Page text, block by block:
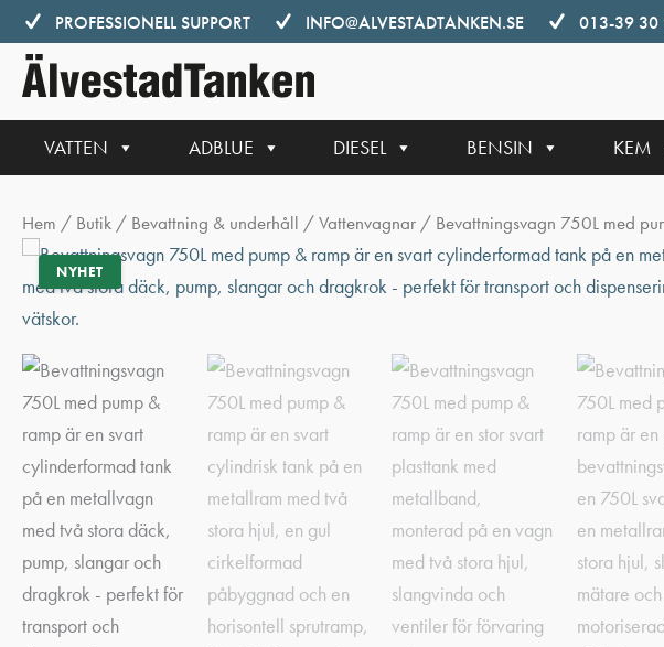
Hoppa
till
innehåll
PROFESSIONELL SUPPORT INFO@ALVESTADTANKEN.SE 013-39 30
VATTEN ADBLUE DIESEL BENSIN KEM
Hem / Butik / Bevattning & underhåll /Vattenvagnar / Bevattningsvagn 750L med
NYHET